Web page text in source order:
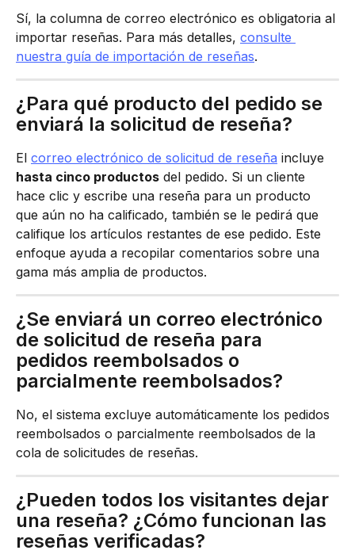
Sí, la columna de correo electrónico es obligatoria al
importar reseñas. Para más detalles, consulte
nuestra guía de importación de reseñas.
¿Para qué producto del pedido se
enviará la solicitud de reseña?
El correo electrónico de solicitud de reseña incluye
hasta cinco productos del pedido. Si un cliente
hace clic y escribe una reseña para un producto
que aún no ha calificado, también se le pedirá que
califique los artículos restantes de ese pedido. Este
enfoque ayuda a recopilar comentarios sobre una
gama más amplia de productos.
¿Se enviará un correo electrónico
de solicitud de reseña para
pedidos reembolsados o
parcialmente reembolsados?
No, el sistema excluye automáticamente los pedidos
reembolsados o parcialmente reembolsados de la
cola de solicitudes de reseñas.
¿Pueden todos los visitantes dejar
una reseña? ¿Cómo funcionan las
reseñas verificadas?